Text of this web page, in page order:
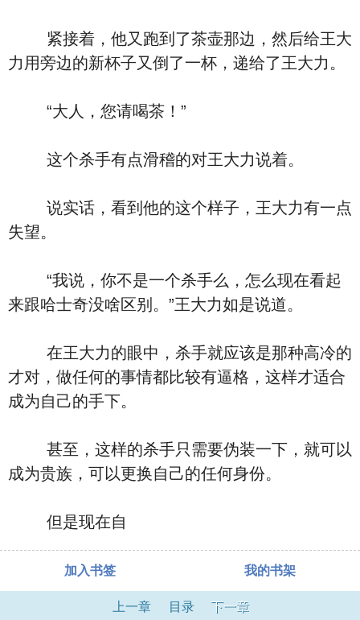
紧接着，他又跑到了茶壶那边，然后给王大
力用旁边的新杯子又倒了一杯，递给了王大力。
“大人，您请喝茶！”
这个杀手有点滑稽的对王大力说着。
说实话，看到他的这个样子，王大力有一点
失望。
“我说，你不是一个杀手么，怎么现在看起
来跟哈士奇没啥区别。”王大力如是说道。
在王大力的眼中，杀手就应该是那种高冷的
才对，做任何的事情都比较有逼格，这样才适合
成为自己的手下。
甚至，这样的杀手只需要伪装一下，就可以
成为贵族，可以更换自己的任何身份。
但是现在自
加入书签 我的书架
上一章 目录 下一章